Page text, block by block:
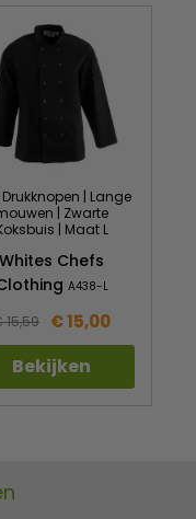
Drukknopen | Lange
| Zwarte
| Maat L
Whites Chefs
A438-L
15,59 € 15,00
Bekijken